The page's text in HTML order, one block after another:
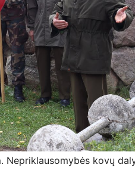
Nepriklausomybės kovų